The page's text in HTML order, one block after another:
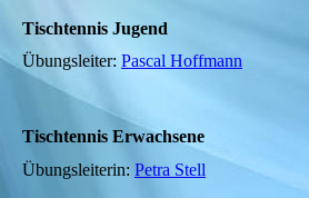
Tischtennis Jugend
Übungsleiter: Pascal Hoffmann
Tischtennis Erwachsene
Übungsleiterin: Petra Stell